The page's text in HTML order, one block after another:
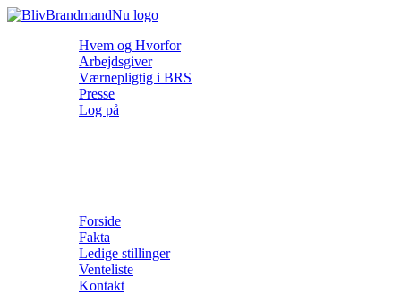
Hvem og Hvorfor
Arbejdsgiver
Værnepligtig i BRS
Presse
Log på
Forside
Fakta
Ledige stillinger
Venteliste
Kontakt